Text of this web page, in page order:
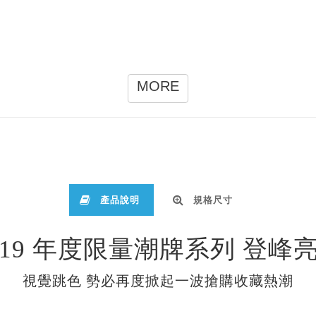
MORE
產品說明 規格尺寸
年度限量潮牌系列 登峰
視覺跳色 勢必再度掀起一波搶購收藏熱潮